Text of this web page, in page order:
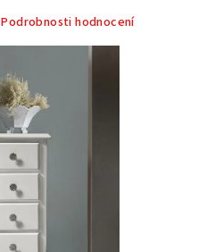
Podrobnosti hodnocení